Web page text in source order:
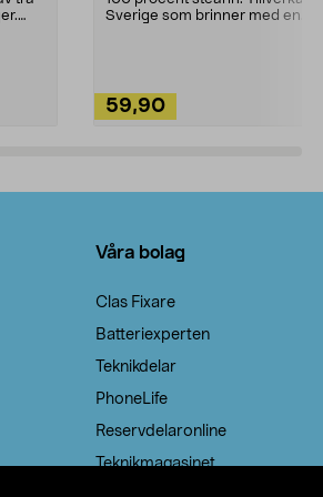
Sverige som brinner med en
59,90
Våra bolag
Clas Fixare
Batteriexperten
Teknikdelar
PhoneLife
Reservdelaronline
Teknikmagasinet